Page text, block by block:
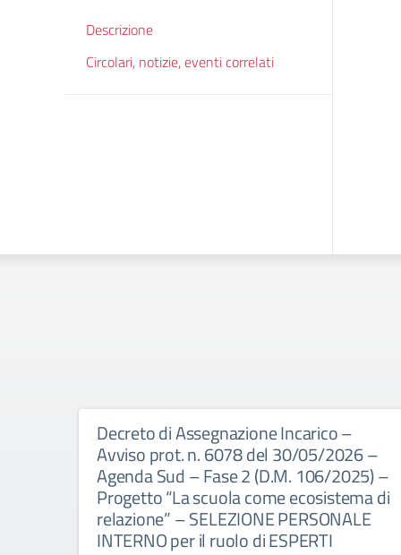
Descrizione
Circolari, notizie, eventi correlati
Decreto di Assegnazione Incarico –
Avviso prot. n. 6078 del 30/05/2026 –
Agenda Sud – Fase 2 (D.M. 106/2025) –
Progetto “La scuola come ecosistema di
relazione” – SELEZIONE PERSONALE
INTERNO per il ruolo di ESPERTI